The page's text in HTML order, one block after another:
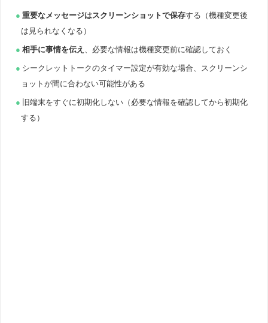
重要なメッセージはスクリーンショットで保存する（機種変更後
は見られなくなる）
相手に事情を伝え 、必要な情報は機種変更前に確認しておく
シークレットトークのタイマー設定が有効な場合、スクリーンシ
ョットが間に合わない可能性がある
旧端末をすぐに初期化しない（必要な情報を確認してから初期化
する）